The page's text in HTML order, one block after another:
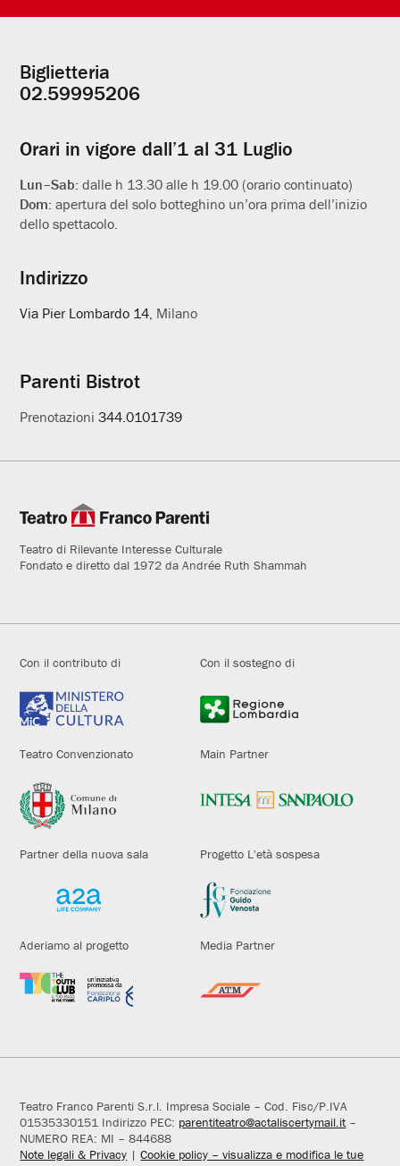
Informazioni
utili
Biglietteria
02.59995206
Orari in vigore dall’1 al 31 Luglio
Lun–Sab:dalle h 13.30 alle h 19.00 (orario continuato)
Dom:apertura del solo botteghino un’ora prima dell’inizio
dello spettacolo.
Indirizzo
Via Pier Lombardo 14, Milano
Parenti Bistrot
Prenotazioni344.0101739
Teatro di Rilevante Interesse Culturale
Fondato e diretto dal 1972 da Andrée Ruth Shammah
Con il contributo di Con il sostegno di
Teatro Convenzionato Main Partner
Partner della nuova sala Progetto L'età sospesa
Aderiamo al progetto Media Partner
Teatro Franco Parenti S.r.l. Impresa Sociale – Cod. Fisc/P.IVA
01535330151 Indirizzo PEC: parentiteatro@actaliscertymail.it –
NUMERO REA: MI – 844688
Note legali & Privacy |Cookie policy – visualizza e modifica le tue